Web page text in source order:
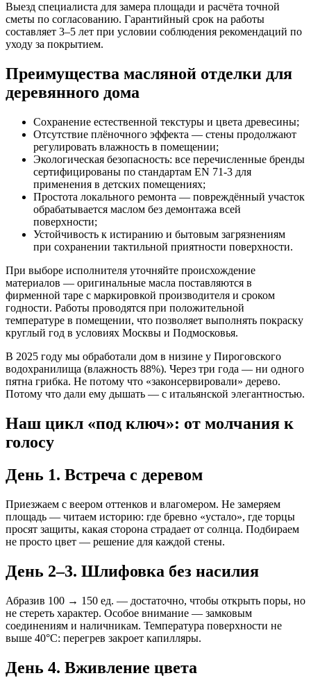
Выезд специалиста для замера площади и расчёта точной
сметы по согласованию. Гарантийный срок на работы
составляет 3–5 лет при условии соблюдения рекомендаций по
уходу за покрытием.
Преимущества масляной отделки для
деревянного дома
Сохранение естественной текстуры и цвета древесины;
Отсутствие плёночного эффекта — стены продолжают
регулировать влажность в помещении;
Экологическая безопасность: все перечисленные бренды
сертифицированы по стандартам EN 71-3 для
применения в детских помещениях;
Простота локального ремонта — повреждённый участок
обрабатывается маслом без демонтажа всей
поверхности;
Устойчивость к истиранию и бытовым загрязнениям
при сохранении тактильной приятности поверхности.
При выборе исполнителя уточняйте происхождение
материалов — оригинальные масла поставляются в
фирменной таре с маркировкой производителя и сроком
годности. Работы проводятся при положительной
температуре в помещении, что позволяет выполнять покраску
круглый год в условиях Москвы и Подмосковья.
В 2025 году мы обработали дом в низине у Пироговского
водохранилища (влажность 88%). Через три года — ни одного
пятна грибка. Не потому что «законсервировали» дерево.
Потому что дали ему дышать — с итальянской элегантностью.
Наш цикл «под ключ»: от молчания к
голосу
День 1. Встреча с деревом
Приезжаем с веером оттенков и влагомером. Не замеряем
площадь — читаем историю: где бревно «устало», где торцы
просят защиты, какая сторона страдает от солнца. Подбираем
не просто цвет — решение для каждой стены.
День 2–3. Шлифовка без насилия
Абразив 100 → 150 ед. — достаточно, чтобы открыть поры, но
не стереть характер. Особое внимание — замковым
соединениям и наличникам. Температура поверхности не
выше 40°С: перегрев закроет капилляры.
День 4. Вживление цвета